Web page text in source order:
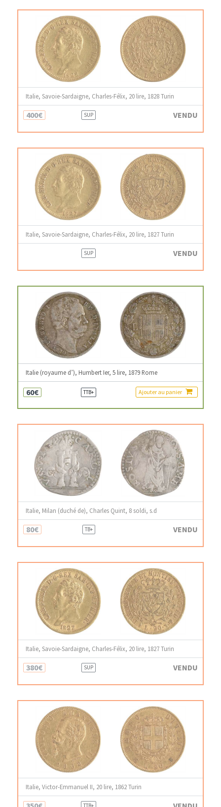
Italie, Savoie-Sardaigne, Charles-Félix, 20 lire, 1828 Turin
400€ SUP VENDU
Italie, Savoie-Sardaigne, Charles-Félix, 20 lire, 1827 Turin
SUP VENDU
Italie (royaume d’), Humbert Ier, 5 lire, 1879 Rome
60€ TTB+ Ajouter au panier
Italie, Milan (duché de), Charles Quint, 8 soldi, s.d
80€ TB+ VENDU
Italie, Savoie-Sardaigne, Charles-Félix, 20 lire, 1827 Turin
380€ SUP VENDU
Italie, Victor-Emmanuel II, 20 lire, 1862 Turin
TTB+